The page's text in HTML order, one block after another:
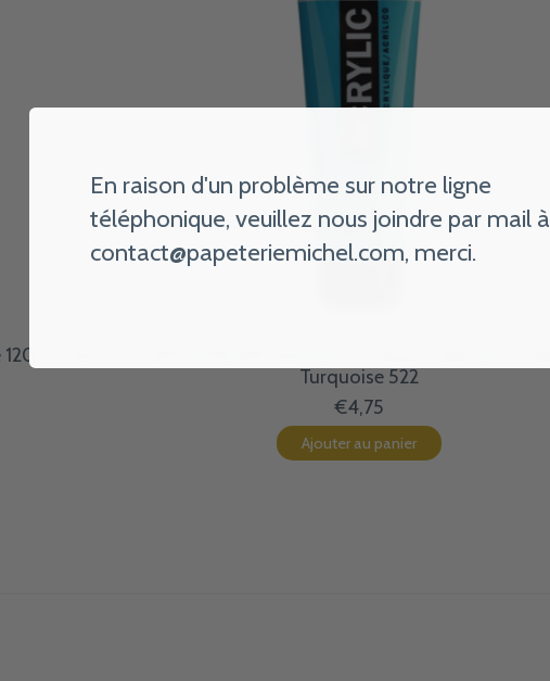
ml Vert
Turquoise 522
€4,75
Ajouter au panier
En raison d'un problème sur notre ligne
téléphonique, veuillez nous joindre par mail à
contact@papeteriemichel.com, merci.